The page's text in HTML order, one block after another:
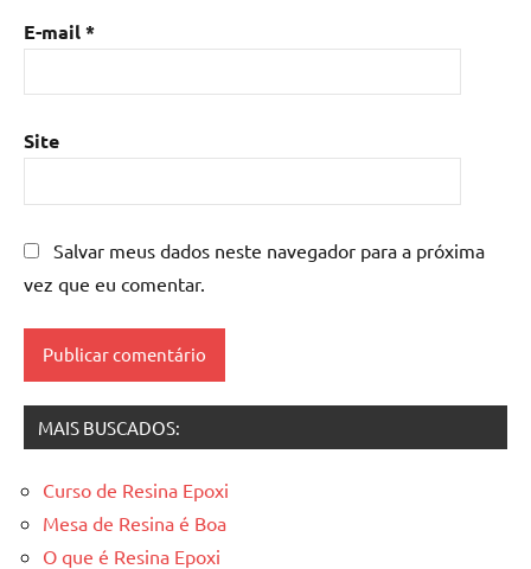
madeira
mesa
epoxi
mesa
de
mesas
resinadas
E-mail*
Site
Salvar meus dados neste navegador para a próxima
vez que eu comentar.
MAIS BUSCADOS:
Curso de Resina Epoxi
Mesa de Resina é Boa
O que é Resina Epoxi